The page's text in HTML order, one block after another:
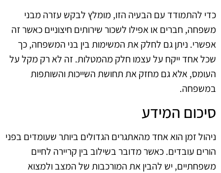
כדי להתמודד עם הבעיה הזו, מומלץ לבקש עזרה מבני
משפחה, חברים או אפילו לשכור שירותים חיצוניים כאשר זה
אפשרי. ניתן גם לחלק את המשימות בין בני המשפחה, כך
שכל אחד ייקח על עצמו חלק מהמטלות. זה לא רק מקל על
העומס, אלא גם מחזק את תחושת השייכות והשותפות
במשפחה.
סיכום המידע
ניהול זמן הוא אחד מהאתגרים הגדולים ביותר שעומדים בפני
הורים עובדים. כאשר מדובר בשילוב בין קריירה לחיים
משפחתיים, יש להבין את המורכבות של המצב ולמצוא